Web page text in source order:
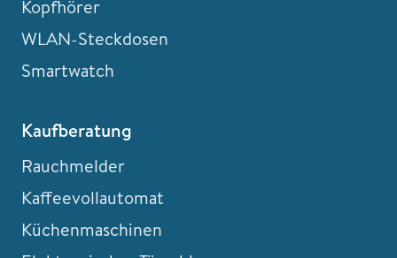
Kopfhörer
WLAN-Steckdosen
Smartwatch
Kaufberatung
Rauchmelder
Kaffeevollautomat
Küchenmaschinen